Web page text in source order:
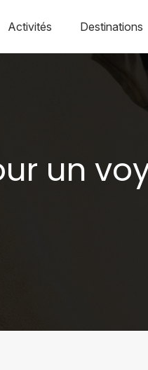
Activités Destinations
un